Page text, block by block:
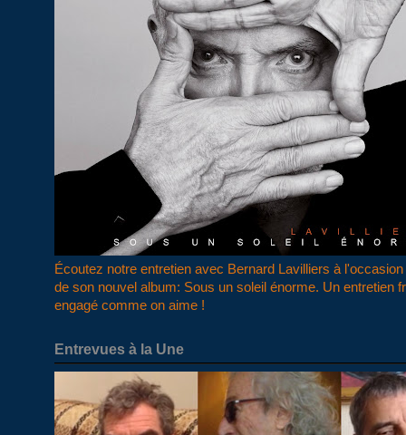
Écoutez notre entretien avec Bernard Lavilliers à
de son nouvel album: Sous un soleil énorme. Un entretien
engagé comme on aime !
Entrevues à la Une